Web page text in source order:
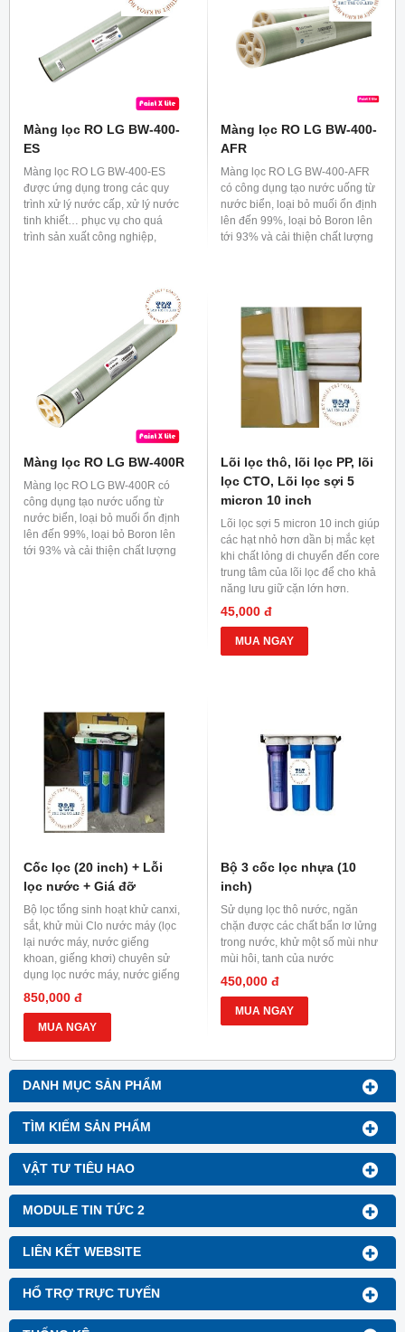
DANH MỤC SẢN PHẨM
TÌM KIẾM SẢN PHẨM
VẬT TƯ TIÊU HAO
MODULE TIN TỨC 2
LIÊN KẾT WEBSITE
HỔ TRỢ TRỰC TUYẾN
trên 99% nồng độ muối, vi
khuẩn, virus.
Màng lọc RO LG BW-400-
ES
Màng lọc RO LG BW-400-ES
được ứng dụng trong các quy
trình xử lý nước cấp, xử lý nước
tinh khiết… phục vụ cho quá
trình sản xuất công nghiệp,
Màng lọc RO LG BW-400-
AFR
Màng lọc RO LG BW-400-AFR
có công dụng tạo nước uống từ
nước biển, loại bỏ muối ổn định
lên đến 99%, loại bỏ Boron lên
tới 93% và cải thiện chất lượng
Màng lọc RO LG BW-400R
Màng lọc RO LG BW-400R có
công dụng tạo nước uống từ
nước biển, loại bỏ muối ổn định
lên đến 99%, loại bỏ Boron lên
tới 93% và cải thiện chất lượng
Lõi lọc thô, lõi lọc PP, lõi
lọc CTO, Lõi lọc sợi 5
micron 10 inch
Lõi lọc sợi 5 micron 10 inch giúp
các hạt nhỏ hơn dần bị mắc kẹt
khi chất lỏng di chuyển đến core
trung tâm của lõi lọc để cho khả
năng lưu giữ cặn lớn hơn.
45,000 đ
MUA NGAY
Cốc lọc (20 inch) + Lỗi
lọc nước + Giá đỡ
Bộ lọc tổng sinh hoạt khử canxi,
sắt, khử mùi Clo nước máy (lọc
lại nước máy, nước giếng
khoan, giếng khơi) chuyên sử
dụng lọc nước máy, nước giếng
nhiễm canxi công suất sử dụng
850,000 đ
MUA NGAY
Bộ 3 cốc lọc nhựa (10
inch)
Sử dụng lọc thô nước, ngăn
chặn được các chất bẩn lơ lửng
trong nước, khử một số mùi như
mùi hôi, tanh của nước
450,000 đ
MUA NGAY